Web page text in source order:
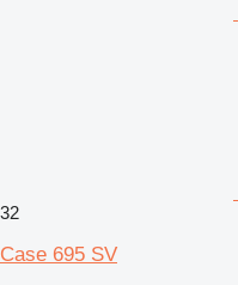
32
Case 695 SV